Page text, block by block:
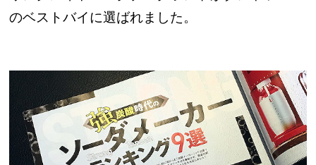
のベストバイに選ばれました。